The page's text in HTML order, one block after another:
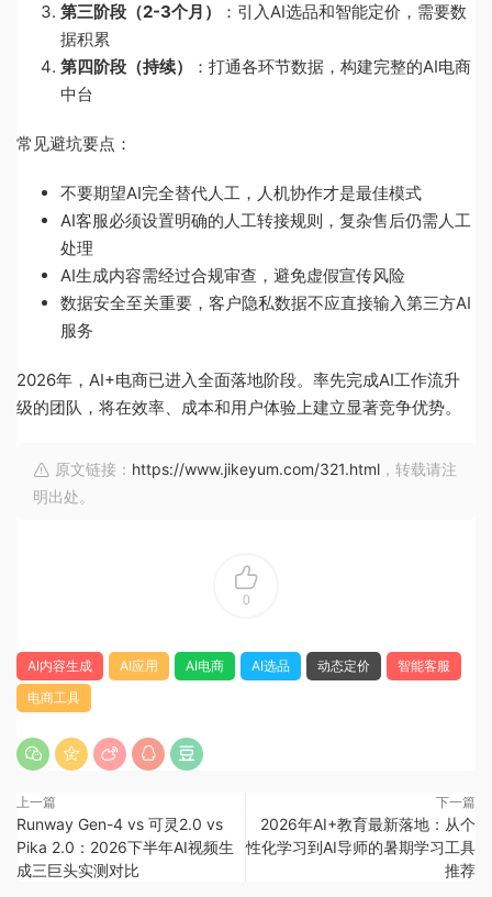
第三阶段（2-3个月）
：引入AI选品和智能定价，需要数
据积累
第四阶段（持续）
：打通各环节数据，构建完整的AI电商
中台
常见避坑要点：
不要期望AI完全替代人工，人机协作才是最佳模式
AI客服必须设置明确的人工转接规则，复杂售后仍需人工
处理
AI生成内容需经过合规审查，避免虚假宣传风险
数据安全至关重要，客户隐私数据不应直接输入第三方AI
服务
2026年，AI+电商已进入全面落地阶段。率先完成AI工作流升
级的团队，将在效率、成本和用户体验上建立显著竞争优势。
原文链接： https://www.jikeyum.com/321.html ，转载请注
明出处。
0
AI内容生成 AI应用 AI电商 AI选品 动态定价
智能客服
电商工具
上一篇
Runway Gen-4 vs 可灵2.0 vs
Pika 2.0：2026下半年AI视频生
成三巨头实测对比
下一篇
2026年AI+教育最新落地：从个
性化学习到AI导师的暑期学习工具
推荐